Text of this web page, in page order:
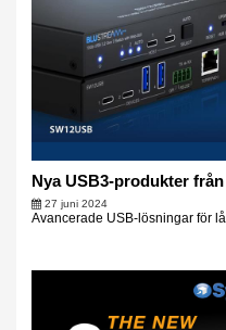
Nya USB3-produkter
27 juni 2024
Avancerade USB-lösningar för